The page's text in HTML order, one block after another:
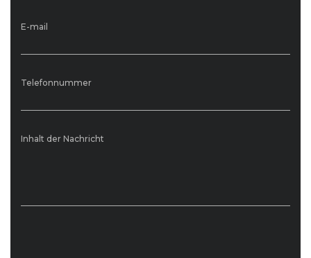
E-mail
Telefonnummer
Inhalt der Nachricht